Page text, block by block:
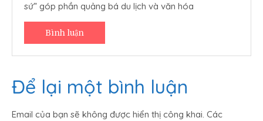
sứ” góp phần quảng bá du lịch và văn hóa
Bình luận
Để lại một bình luận
Email của bạn sẽ không được hiển thị công khai. Các